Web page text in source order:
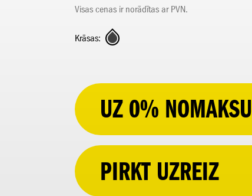
Visas cenas ir norādītas ar PVN.
Krāsas:
UZ 0% NOMAKSU
PIRKT UZREIZ